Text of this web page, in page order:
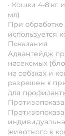
· Кошки 4-8 кг
мл)
При
используется
Показания
Адвантейдж
насекомых
на собаках и
разрешен к
для
животного к